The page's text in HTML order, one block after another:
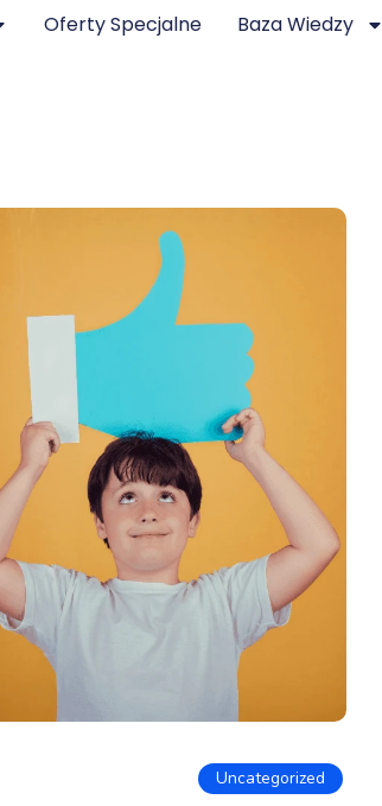
Oferty Specjalne Baza Wiedzy
Uncategorized